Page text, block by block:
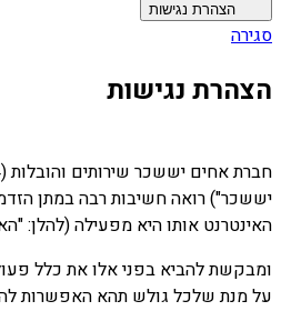
סגירה
הצהרת נגישות
יששכר") רואה חשיבות רבה במתן
האינטרנט אותו היא מפעילה (להלן:
ומבקשת להביא בפני אלו את כלל
על מנת שלכל גולש תהא האפשרות